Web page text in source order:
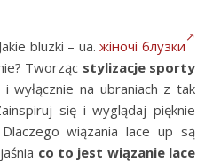
bluzki – ua.жіночі блузки
Tworząc stylizacje sporty
wyłącznie na ubraniach z tak
się i wyglądaj pięknie
wiązania lace up są
co to jest wiązanie lace